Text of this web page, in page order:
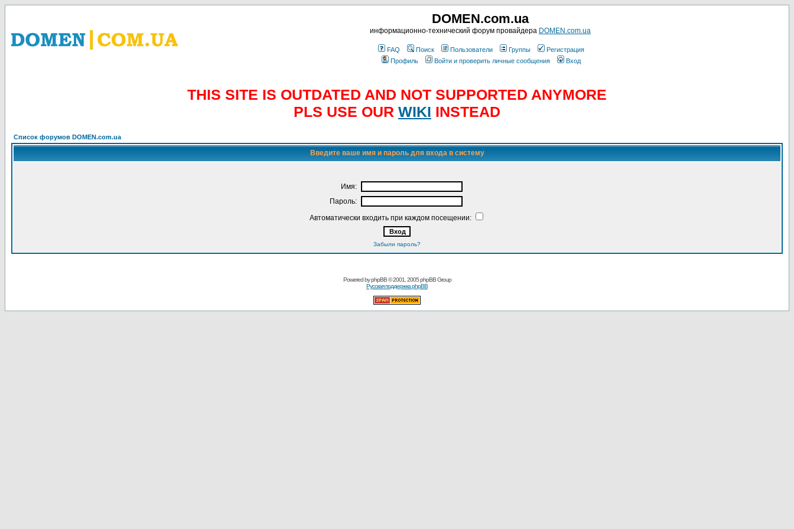
DOMEN.com.ua
информационно-технический форум провайдера DOMEN.com.ua
FAQ Поиск Пользователи Группы
Регистрация
Профиль
Войти и проверить личные сообщения Вход
THIS SITE IS OUTDATED AND NOT SUPPORTED ANYMORE
PLS USE OUR WIKI INSTEAD
Список форумов DOMEN.com.ua
Введите ваше имя и пароль для входа в систему
Имя:
Пароль:
Автоматически входить при каждом посещении:
Забыли пароль?
Powered byphpBB© 2001, 2005 phpBB Group
Русская поддержка phpBB